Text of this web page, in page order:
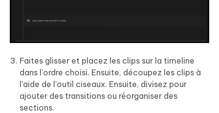
Faites glisser et placez les clips sur la timeline
dans l'ordre choisi. Ensuite, découpez les clips à
l'aide de l'outil ciseaux. Ensuite, divisez pour
ajouter des transitions ou réorganiser des
sections.